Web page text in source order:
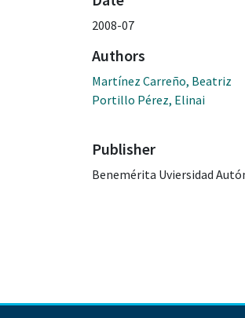
2008-07
Authors
Martínez Carreño, Beatriz
Portillo Pérez, Elinai
Publisher
Benemérita Uviersidad